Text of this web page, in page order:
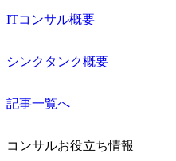
ITコンサル概要
シンクタンク概要
記事一覧へ
コンサルお役立ち情報